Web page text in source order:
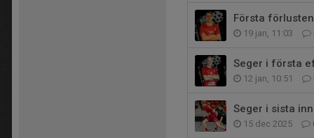
Första förlusten
19 jan, 11:03
Seger i första
12 jan, 10:51
Seger i sista
15 dec 2025